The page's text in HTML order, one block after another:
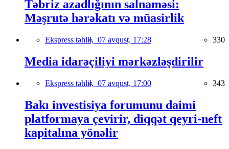
Təbriz azadlığının salnaməsi:
Məşrutə hərəkatı və müasirlik
Ekspress təhlil, 07 avqust, 17:28 330
Media idarəçiliyi mərkəzləşdirilir
Ekspress təhlil, 07 avqust, 17:00 343
Bakı investisiya forumunu daimi
platformaya çevirir, diqqət qeyri-neft
kapitalına yönəlir